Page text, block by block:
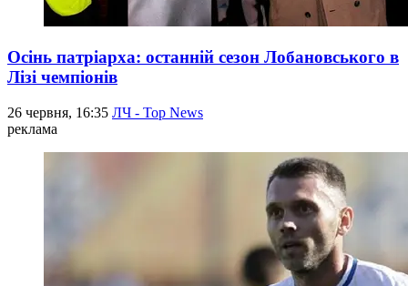
Осінь патріарха: останній сезон Лобановського в
Лізі чемпіонів
26 червня, 16:35 ЛЧ - Top News
реклама